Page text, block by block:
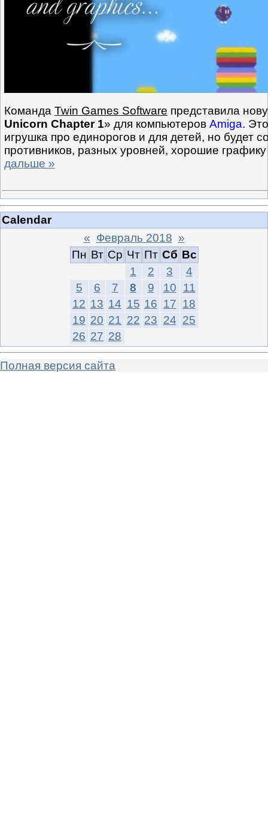
Команда Twin Games Software представила
Unicorn Chapter 1» для компьютеров Amiga.
игрушка про единорогов и для детей, но будет
противников, разных уровней, хорошие
дальше »
Calendar
« Февраль 2018 »
Пн Вт Ср Чт Пт Сб Вс
1
2 3
4
5
6 7 8 9 10
11
12 13 14 15 16 17 18
19 20 21 22 23 24 25
26 27 28
Полная версия сайта